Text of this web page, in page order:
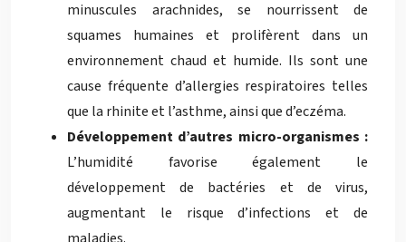
minuscules arachnides, se nourrissent de
squames humaines et prolifèrent dans un
environnement chaud et humide. Ils sont une
cause fréquente d’allergies respiratoires telles
que la rhinite et l’asthme, ainsi que d’eczéma.
Développement d’autres micro-organismes :
L’humidité favorise également le
développement de bactéries et de virus,
augmentant le risque d’infections et de